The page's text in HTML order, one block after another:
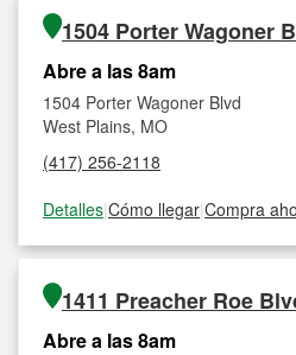
1504 Porter Wagoner
Abre a las 8am
1504 Porter Wagoner Blvd
West Plains, MO
(417) 256-2118
Detalles|Cómo llegar|Compra
1411 Preacher Roe
Abre a las 8am